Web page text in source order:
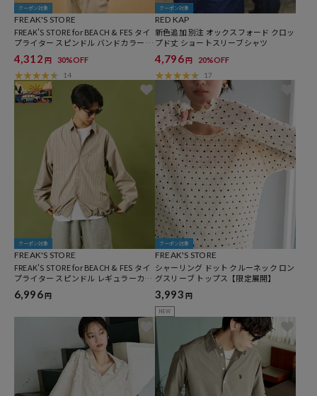
クーポン対象
FREAK'S STORE
FREAK'S STORE for BEACH & FES タイ
プライター スピンドル バンドカラー ス
トライプ ショートスリーブシャツ
4,312 円 30%OFF
14
クーポン対象
RED KAP
新色追加 別注 オックスフォード クロッ
プド丈 ショートスリーブシャツ
4,796円 20%OFF
17
クーポン対象
FREAK'S STORE
FREAK'S STORE for BEACH & FES タイ
プライター スピンドル レギュラーカラ
ーシャツ
6,996円
クーポン対象
FREAK'S STORE
シャーリング ドット クルーネック ロン
グスリーブ トップス【限定展開】
3,993 円
NEW